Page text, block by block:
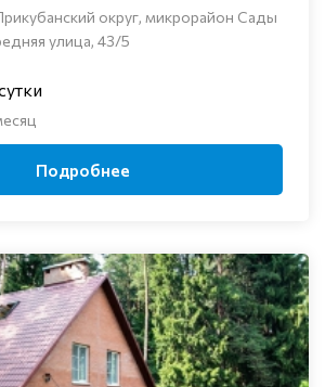
округ, микрорайон Сады
улица, 43/5
Подробнее